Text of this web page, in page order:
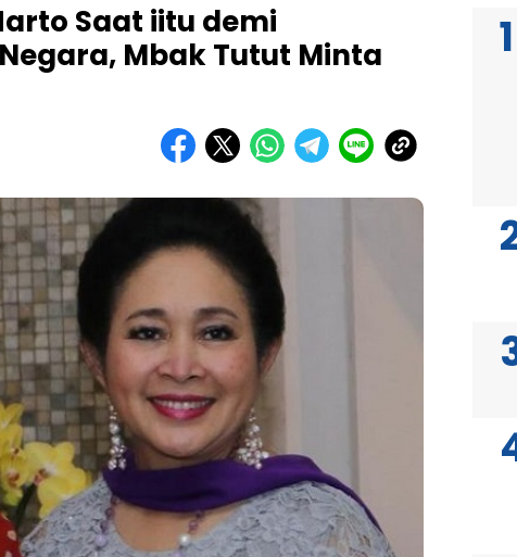
Saat iitu demi
Mbak Tutut Minta